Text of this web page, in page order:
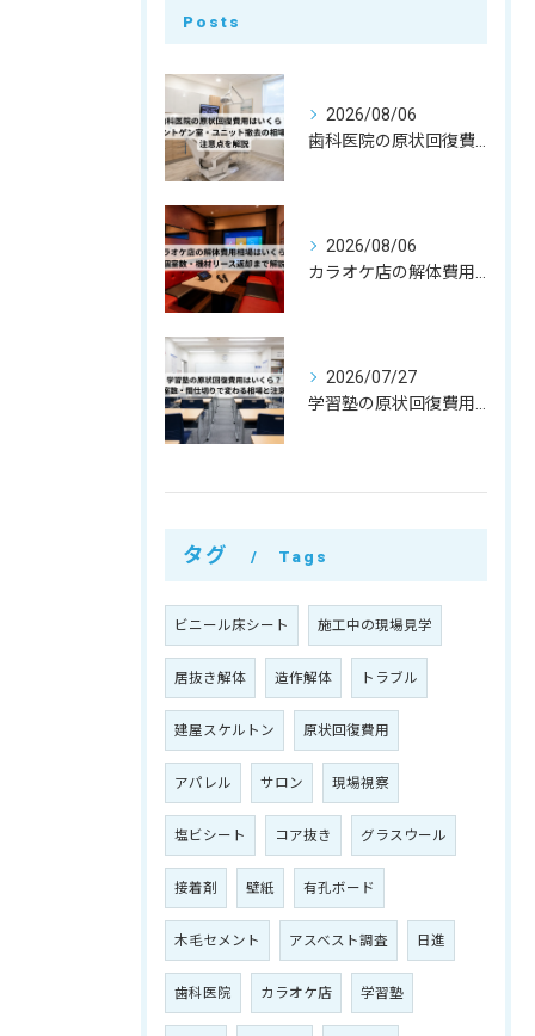
Posts
2026/08/06
2026/08/06
2026/07/27
タグ Tags
ビニール床シート 施工中の現場見学
居抜き解体 造作解体 トラブル
建屋スケルトン 原状回復費用
アパレル サロン 現場視察
塩ビシート コア抜き グラスウール
接着剤 壁紙 有孔ボード
木毛セメント アスベスト調査 日進
歯科医院 カラオケ店 学習塾